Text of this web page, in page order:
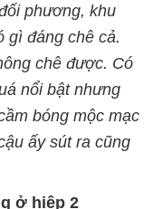
phương, khu
gì đáng chê cả.
chê được. Có
nổi bật nhưng
bóng mộc mạc
ấy sút ra cũng
ở hiệp 2